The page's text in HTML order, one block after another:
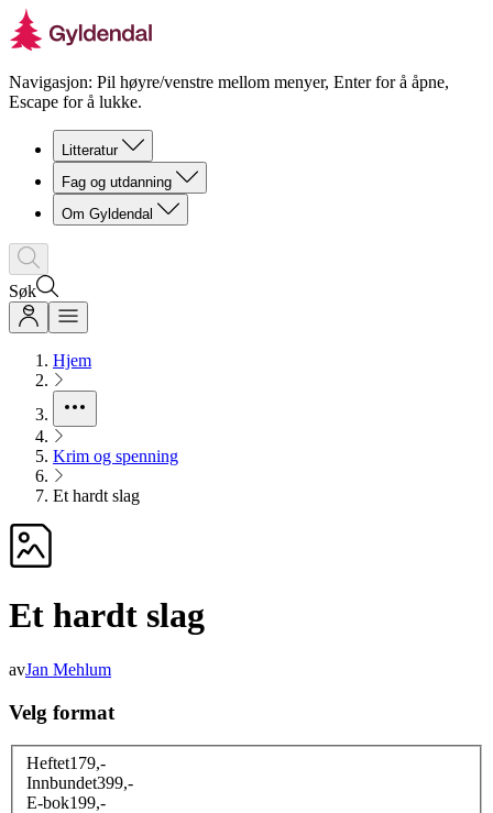
Navigasjon: Pil høyre/venstre mellom menyer, Enter for å åpne,
Escape for å lukke.
Litteratur
Fag og utdanning
Om Gyldendal
Søk
Hjem
Krim og spenning
Et hardt slag
Et hardt slag
avJan Mehlum
Velg format
Heftet179,-
Innbundet399,-
E-bok199,-